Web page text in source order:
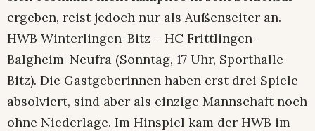
ergeben, reist jedoch nur als Außenseiter an.
HWB Winterlingen-Bitz – HC Frittlingen-
Balgheim-Neufra (Sonntag, 17 Uhr, Sporthalle
Bitz). Die Gastgeberinnen haben erst drei Spiele
absolviert, sind aber als einzige Mannschaft noch
ohne Niederlage. Im Hinspiel kam der HWB im